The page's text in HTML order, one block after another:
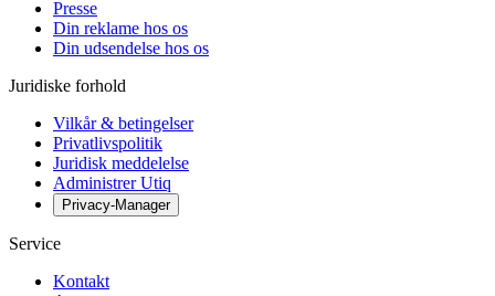
Presse
Din reklame hos os
Din udsendelse hos os
Juridiske forhold
Vilkår & betingelser
Privatlivspolitik
Juridisk meddelelse
Administrer Utiq
Privacy-Manager
Service
Kontakt